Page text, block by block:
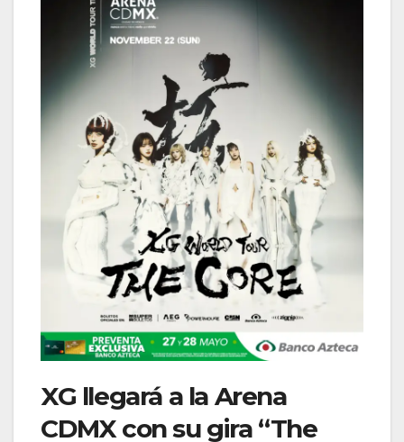
XG llegará a la Arena
CDMX con su gira “The